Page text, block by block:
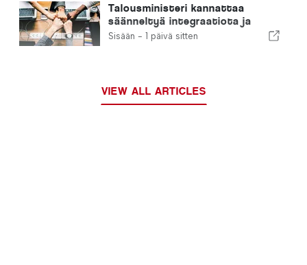
Talousministeri kannattaa
säänneltyä integraatiota ja
takaa maahanmuuttajille
Sisään - 1 päivä sitten
VIEW ALL ARTICLES